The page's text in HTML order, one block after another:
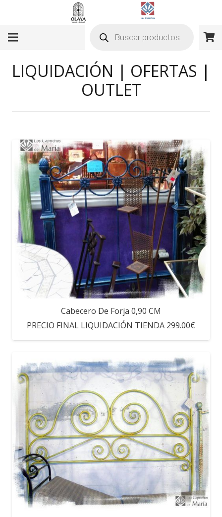
productos
LIQUIDACIÓN | OFERTAS |
OUTLET
Cabecero De Forja 0,90 CM
PRECIO FINAL LIQUIDACIÓN TIENDA 299.00€